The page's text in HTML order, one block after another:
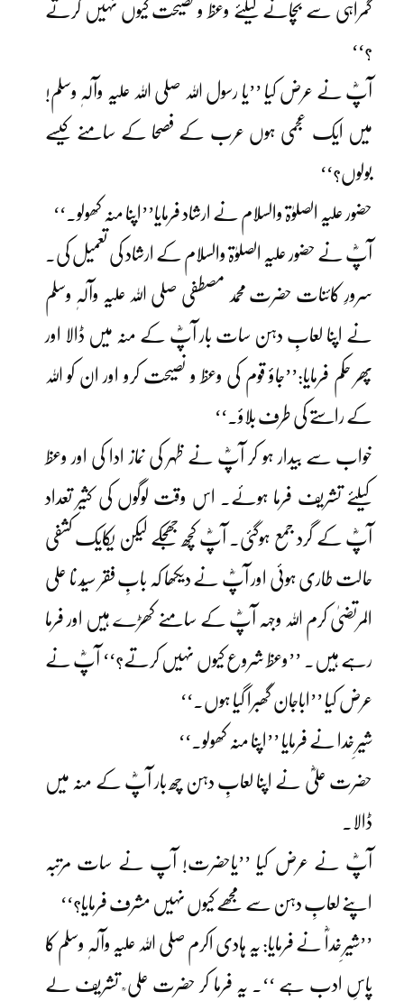
گمراہی سے بچانے کیلئے وعظ و نصیحت کیوں نہیں کرتے
؟‘‘
آپؓ نے عرض کیا ’’یا رسول اللہ صلی اللہ علیہ وآلہٖ وسلم!
میں ایک عجمی ہوں عرب کے فصحا کے سامنے کیسے
بولوں؟‘‘
حضور علیہ الصلوٰۃ والسلام نے ارشاد فرمایا’’اپنا منہ کھولو۔‘‘
آپؓ نے حضور علیہ الصلوٰۃ والسلام کے ارشاد کی تعمیل کی۔
سرورِ کائنات حضرت محمد مصطفی صلی اللہ علیہ وآلہٖ وسلم
نے اپنا لعابِ دہن سات بار آپؓ کے منہ میں ڈالا اور
پھر حکم فرمایا:’’جاؤ قوم کی وعظ و نصیحت کرو اور ان کو اللہ
کے راستے کی طرف بلاؤ۔‘‘
خواب سے بیدار ہو کر آپؓ نے ظہر کی نماز ادا کی اور وعظ
کیلئے تشریف فرما ہوئے۔ اس وقت لوگوں کی کثیر تعداد
آپؓ کے گرد جمع ہوگئی۔ آپؓ کچھ جھجکے لیکن یکایک کشفی
حالت طاری ہوئی اور آپؓ نے دیکھا کہ بابِ فقر سیّد نا علی
المرتضیٰ کرم اللہ وجہہ آپؓ کے سامنے کھڑے ہیں اور فرما
رہے ہیں۔ ’’وعظ شروع کیوں نہیں کرتے؟‘‘ آپؓ نے
عرض کیا ’’اباجان گھبرا گیا ہوں۔‘‘
شیرِ خدا نے فرمایا ’’اپنا منہ کھولو۔‘‘
حضرت علیؓ نے اپنا لعابِ دہن چھ بار آپؓ کے منہ میں
ڈالا۔
آپؓ نے عرض کیا ’’یاحضرت! آپ نے سات مرتبہ
اپنے لعابِ دہن سے مجھے کیوں نہیں مشرف فرمایا؟‘‘
’’شیرِ خداؓ نے فرمایا: یہ ہادی اکرم صلی اللہ علیہ وآلہٖ وسلم کا
پاسِ ادب ہے ‘‘۔ یہ فرما کر حضرت علی ؒ تشریف لے